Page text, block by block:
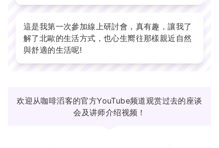
這是我第一次參加線上研討會，真有趣，讓我了
解了北歐的生活方式，也心生嚮往那樣親近自然
與舒適的生活呢!
欢迎从咖啡滔客的官方YouTube频道观赏过去的座谈
会及讲师介绍视频！